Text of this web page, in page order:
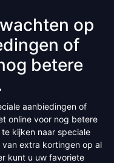
op
of
betere
aanbiedingen of
online voor nog betere
kijken naar speciale
extra kortingen op al
kunt u uw favoriete